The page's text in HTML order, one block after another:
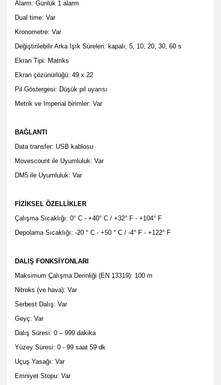
Alarm: Günlük 1 alarm
Dual time: Var
Kronometre: Var
Değiştirilebilir Arka Işık Süreleri: kapalı, 5, 10, 20, 30, 60 s
Ekran Tipi: Matriks
Ekran çözünürlüğü: 49 x 22
Pil Göstergesi: Düşük pil uyarısı
Metrik ve Imperial birimler: Var
BAĞLANTI
Data transfer: USB kablosu
Movescount ile Uyumluluk: Var
DM5 ile Uyumluluk: Var
FİZİKSEL ÖZELLİKLER
Çalışma Sıcaklığı: 0° C - +40° C / +32° F - +104° F
Depolama Sıcaklığı: -20 ° C - +50 ° C / -4° F - +122° F
DALIŞ FONKSİYONLARI
Maksimum Çalışma Derinliği (EN 13319): 100 m
Nitroks (ve hava): Var
Serbest Dalış: Var
Geyç: Var
Dalış Süresi: 0 – 999 dakika
Yüzey Süresi: 0 - 99 saat 59 dk
Uçuş Yasağı: Var
Emniyet Stopu: Var